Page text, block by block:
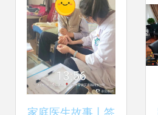
家庭医生故事丨签